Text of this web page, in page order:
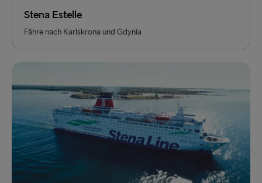
Stena Estelle
Fähre nach Karlskrona und Gdynia